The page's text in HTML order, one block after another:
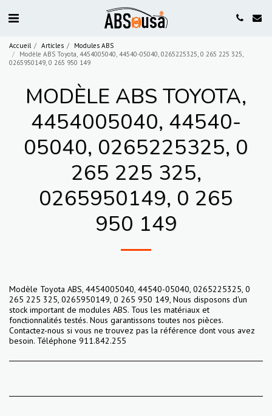
Accueil Articles
Modules ABS
Modèle ABS Toyota, 4454005040, 44540-05040, 0265225325, 0 265 225 325,
0265950149, 0 265 950 149
MODÈLE ABS TOYOTA,
4454005040, 44540-
05040, 0265225325, 0
265 225 325,
0265950149, 0 265
950 149
Modèle Toyota ABS, 4454005040, 44540-05040, 0265225325, 0
265 225 325, 0265950149, 0 265 950 149, Nous disposons d'un
stock important de modules ABS. Tous les matériaux et
fonctionnalités testés. Nous garantissons toutes nos pièces.
Contactez-nous si vous ne trouvez pas la référence dont vous avez
besoin. Téléphone 911.842.255